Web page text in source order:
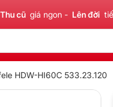
giá ngon - Lên đời tiết kiệm
HDW-HI60C 533.23.120